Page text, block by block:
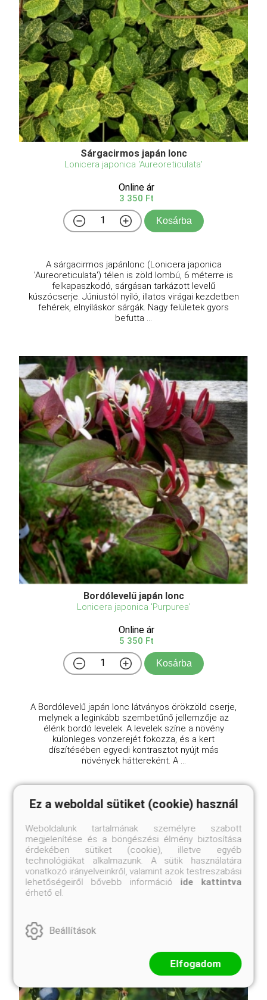
Sárgacirmos japán lonc
Lonicera japonica 'Aureoreticulata'
Online ár
3 350 Ft
Kosárba
A sárgacirmos japánlonc (Lonicera japonica
'Aureoreticulata') télen is zöld lombú, 6 méterre is
felkapaszkodó, sárgásan tarkázott levelű
kúszócserje. Júniustól nyíló, illatos virágai kezdetben
fehérek, elnyíláskor sárgák. Nagy felületek gyors
befutta ...
Bordólevelű japán lonc
Lonicera japonica 'Purpurea'
Online ár
5 350 Ft
Kosárba
A Bordólevelű japán lonc látványos örökzöld cserje,
melynek a leginkább szembetűnő jellemzője az
élénk bordó levelek. A levelek színe a növény
különleges vonzerejét fokozza, és a kert
díszítésében egyedi kontrasztot nyújt más
növények háttereként. A ...
Ez a weboldal sütiket (cookie) használ
Weboldalunk tartalmának személyre szabott
megjelenítése és a böngészési élmény biztosítása
érdekében sütiket (cookie), illetve egyéb
technológiákat alkalmazunk. A sütik használatára
vonatkozó irányelveinkről, valamint azok testreszabási
lehetőségeiről bővebb információ ide kattintva
érhető el.
Beállítások
Elfogadom